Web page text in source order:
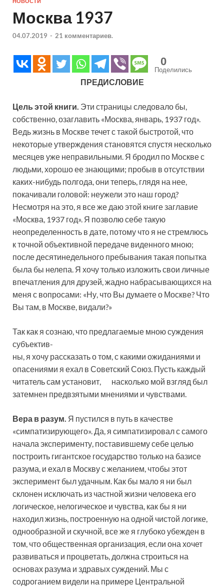
Москва 1937
04.07.2019 - 21 комментариев.
0
Поделились
ПРЕДИСЛОВИЕ
Цель этой книги. Эти страницы следовало бы,
собственно, озаглавить «Москва, январь, 1937 год».
Ведь жизнь в Москве течет с такой быстротой, что
некоторые утверждения становятся спустя несколько
месяцев уже неправильными. Я бродил по Москве с
людьми, хорошо ее знающими; пробыв в отсутствии
каких-нибудь полгода, они теперь, глядя на нее,
покачивали головой: неужели это наш город?
Несмотря на это, я все же даю этой книге заглавие
«Москва, 1937 год». Я позволю себе такую
неопределенность в дате, потому что я не стремлюсь
к точной объективной передаче виденного мною;
после десятинедельного пребывания такая попытка
была бы нелепа. Я хочу только изложить свои личные
впечатления для друзей, жадно набрасывающихся на
меня с вопросами: «Ну, что Вы думаете о Москве? Что
Вы там, в Москве, видали?»
Так как я сознаю, что предлагаемые мною суждения
субъектив-
ны, я хочу рассказать о том, с какими ожиданиями и
опасениями я ехал в Советский Союз. Пусть каждый
читатель сам установит, насколько мой взгляд был
затемнен предвзятыми мнениями и чувствами.
Вера в разум. Я пустился в путь в качестве
«симпатизирующего». Да, я симпатизировал с самого
начала эксперименту, поставившему себе целью
построить гигантское государство только на базисе
разума, и ехал в Москву с желанием, чтобы этот
эксперимент был удачным. Как бы мало я ни был
склонен исключать из частной жизни человека его
логическое, нелогическое и чувства, как бы я ни
находил жизнь, построенную на одной чистой логике,
однообразной и скучной, все же я глубоко убежден в
том, что общественная организация, если она хочет
развиваться и процветать, должна строиться на
основах разума и здравых суждений. Мы с
содроганием видели на примере Центральной